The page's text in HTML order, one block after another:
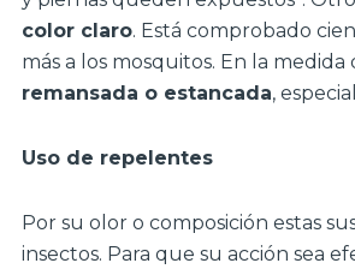
color claro. Está comprobado
más a los mosquitos. En la medida
remansada o estancada,
Uso de repelentes
Por su olor o composición estas
insectos. Para que su acción sea